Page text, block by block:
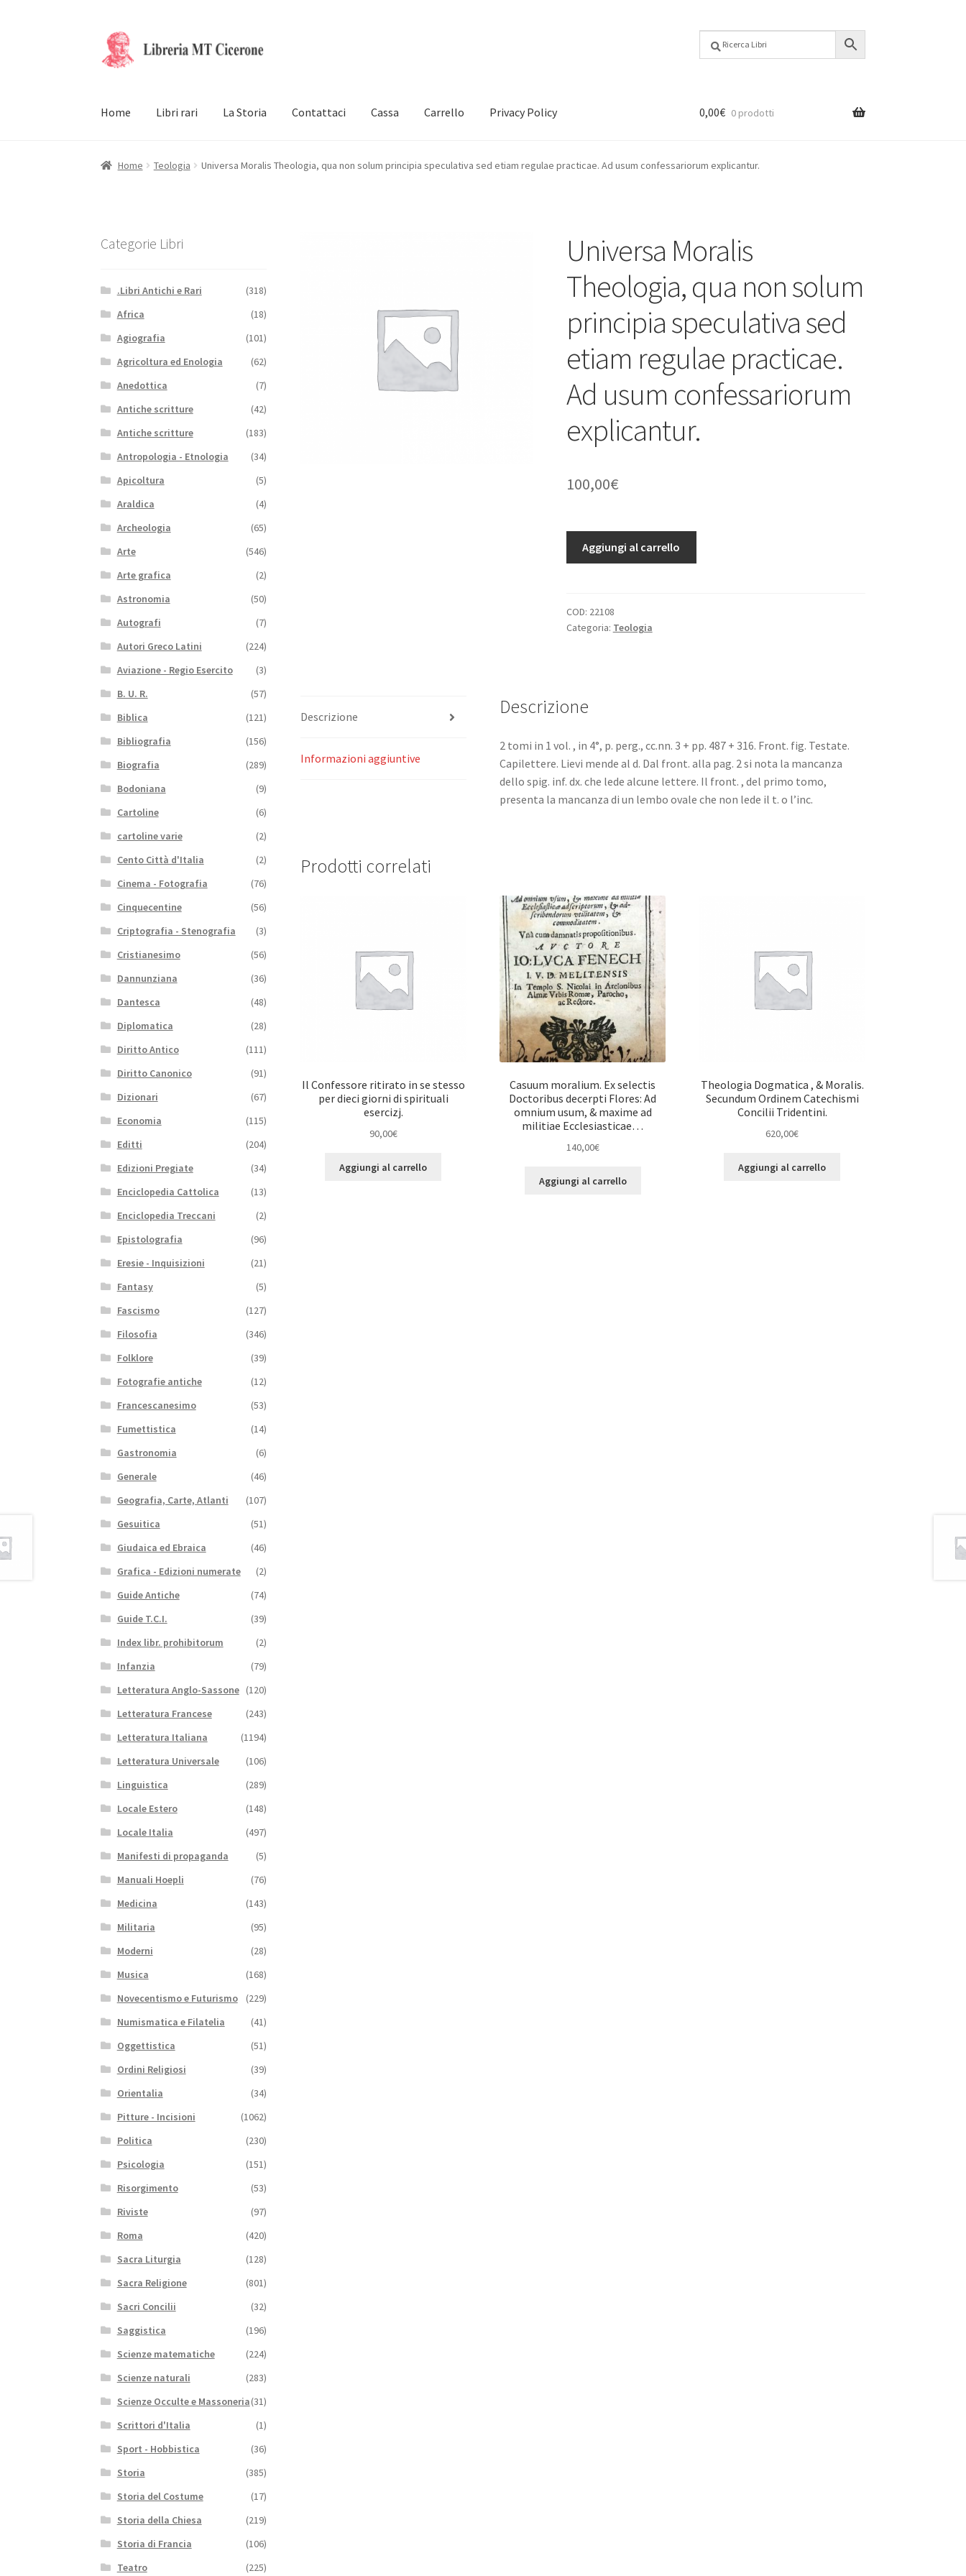
Vai
alla
Vai
al
Home Libri rari La Storia Contattaci Cassa Carrello Privacy Policy 0,00€ 0 prodotti
Home Teologia Universa Moralis Theologia, qua non solum principia speculativa sed etiam regulae practicae. Ad usum confessariorum explicantur.
Universa Moralis
Theologia, qua non solum
principia speculativa sed
etiam regulae practicae.
Ad usum confessariorum
explicantur.
100,00€
Moralis
non
solum
etiam
Ad
usum
confessariorum
explicantur.
Aggiungi al carrello
COD: 22108
Categoria: Teologia
Descrizione
Informazioni aggiuntive
Descrizione
2 tomi in 1 vol. , in 4°, p. perg., cc.nn. 3 + pp. 487 + 316. Front. fig. Testate.
Capilettere. Lievi mende al d. Dal front. alla pag. 2 si nota la mancanza
dello spig. inf. dx. che lede alcune lettere. Il front. , del primo tomo,
presenta la mancanza di un lembo ovale che non lede il t. o l’inc.
Prodotti correlati
Il Confessore ritirato in se stesso
per dieci giorni di spirituali
esercizj.
90,00€
Aggiungi al carrello
Casuum moralium. Ex selectis
Doctoribus decerpti Flores: Ad
omnium usum, & maxime ad
militiae Ecclesiasticae…
140,00€
Aggiungi al carrello
Theologia Dogmatica , & Moralis.
Secundum Ordinem Catechismi
Concilii Tridentini.
620,00€
Aggiungi al carrello
Categorie Libri
.Libri Antichi e Rari
(318)
Africa
(18)
Agiografia
(101)
Agricoltura ed Enologia
(62)
Anedottica
(7)
Antiche scritture
(42)
Antiche scritture
(183)
Antropologia - Etnologia
(34)
Apicoltura
(5)
Araldica
(4)
Archeologia
(65)
Arte
(546)
Arte grafica
(2)
Astronomia
(50)
Autografi
(7)
Autori Greco Latini
(224)
Aviazione - Regio Esercito
(3)
B. U. R.
(57)
Biblica
(121)
Bibliografia
(156)
Biografia
(289)
Bodoniana
(9)
Cartoline
(6)
cartoline varie
(2)
Cento Città d'Italia
(2)
Cinema - Fotografia
(76)
Cinquecentine
(56)
Criptografia - Stenografia
(3)
Cristianesimo
(56)
Dannunziana
(36)
Dantesca
(48)
Diplomatica
(28)
Diritto Antico
(111)
Diritto Canonico
(91)
Dizionari
(67)
Economia
(115)
Editti
(204)
Edizioni Pregiate
(34)
Enciclopedia Cattolica
(13)
Enciclopedia Treccani
(2)
Epistolografia
(96)
Eresie - Inquisizioni
(21)
Fantasy
(5)
Fascismo
(127)
Filosofia
(346)
Folklore
(39)
Fotografie antiche
(12)
Francescanesimo
(53)
Fumettistica
(14)
Gastronomia
(6)
Generale
(46)
Geografia, Carte, Atlanti
(107)
Gesuitica
(51)
Giudaica ed Ebraica
(46)
Grafica - Edizioni numerate
(2)
Guide Antiche
(74)
Guide T.C.I.
(39)
Index libr. prohibitorum
(2)
Infanzia
(79)
Letteratura Anglo-Sassone (120)
Letteratura Francese
(243)
Letteratura Italiana
(1194)
Letteratura Universale
(106)
Linguistica
(289)
Locale Estero
(148)
Locale Italia
(497)
Manifesti di propaganda
(5)
Manuali Hoepli
(76)
Medicina
(143)
Militaria
(95)
Moderni
(28)
Musica
(168)
Novecentismo e Futurismo
(229)
Numismatica e Filatelia
(41)
Oggettistica
(51)
Ordini Religiosi
(39)
Orientalia
(34)
Pitture - Incisioni
(1062)
Politica
(230)
Psicologia
(151)
Risorgimento
(53)
Riviste
(97)
Roma
(420)
Sacra Liturgia
(128)
Sacra Religione
(801)
Sacri Concilii
(32)
Saggistica
(196)
Scienze matematiche
(224)
Scienze naturali
(283)
Scienze Occulte e Massoneria(31)
Scrittori d'Italia
(1)
Sport - Hobbistica
(36)
Storia
(385)
Storia del Costume
(17)
Storia della Chiesa
(219)
Storia di Francia
(106)
Teatro
(225)